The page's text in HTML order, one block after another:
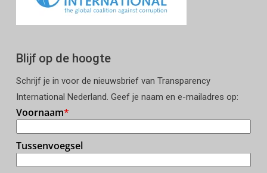
Blijf op de hoogte
Schrijf je in voor de nieuwsbrief van Transparency
International Nederland. Geef je naam en e-mailadres op: